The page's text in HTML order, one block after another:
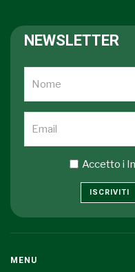
NEWSLETTER
Accetto i
ISCRIVITI
MENU